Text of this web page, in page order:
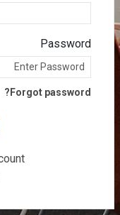
Password
Forgot password?